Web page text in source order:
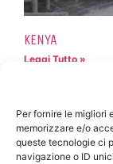
Per fornire le migliori
memorizzare e/o
queste tecnologie ci
navigazione o ID
KENYA
Leggi Tutto »